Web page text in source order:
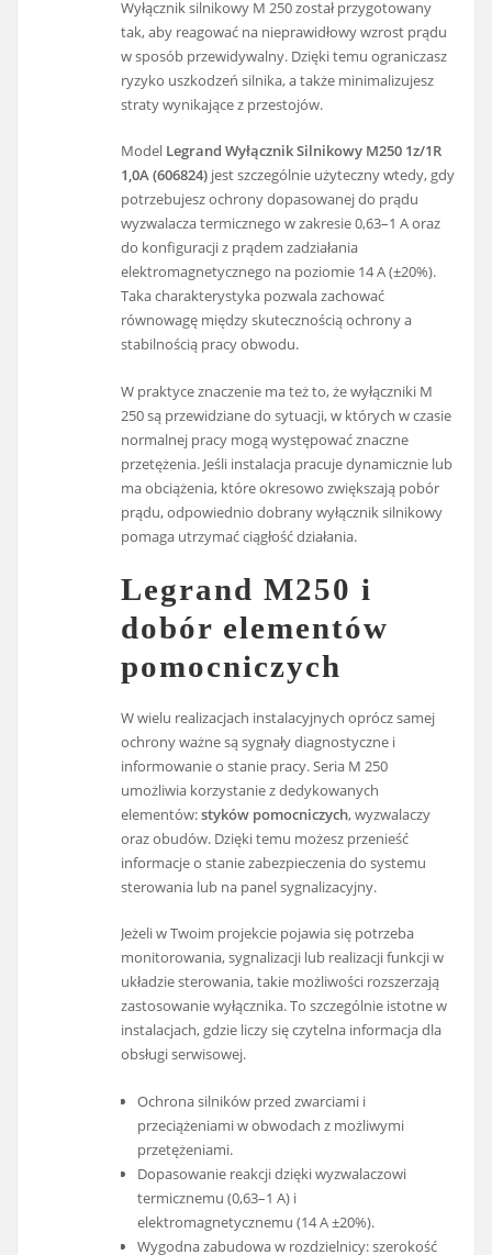
Wyłącznik silnikowy M 250 został przygotowany
tak, aby reagować na nieprawidłowy wzrost prądu
w sposób przewidywalny. Dzięki temu ograniczasz
ryzyko uszkodzeń silnika, a także minimalizujesz
straty wynikające z przestojów.
Model Legrand Wyłącznik Silnikowy M250 1z/1R
1,0A (606824) jest szczególnie użyteczny wtedy, gdy
potrzebujesz ochrony dopasowanej do prądu
wyzwalacza termicznego w zakresie 0,63–1 A oraz
do konfiguracji z prądem zadziałania
elektromagnetycznego na poziomie 14 A (±20%).
Taka charakterystyka pozwala zachować
równowagę między skutecznością ochrony a
stabilnością pracy obwodu.
W praktyce znaczenie ma też to, że wyłączniki M
250 są przewidziane do sytuacji, w których w czasie
normalnej pracy mogą występować znaczne
przetężenia. Jeśli instalacja pracuje dynamicznie lub
ma obciążenia, które okresowo zwiększają pobór
prądu, odpowiednio dobrany wyłącznik silnikowy
pomaga utrzymać ciągłość działania.
Legrand M250 i
dobór elementów
pomocniczych
W wielu realizacjach instalacyjnych oprócz samej
ochrony ważne są sygnały diagnostyczne i
informowanie o stanie pracy. Seria M 250
umożliwia korzystanie z dedykowanych
elementów:styków pomocniczych, wyzwalaczy
oraz obudów. Dzięki temu możesz przenieść
informacje o stanie zabezpieczenia do systemu
sterowania lub na panel sygnalizacyjny.
Jeżeli w Twoim projekcie pojawia się potrzeba
monitorowania, sygnalizacji lub realizacji funkcji w
układzie sterowania, takie możliwości rozszerzają
zastosowanie wyłącznika. To szczególnie istotne w
instalacjach, gdzie liczy się czytelna informacja dla
obsługi serwisowej.
Ochrona silników przed zwarciami i
przeciążeniami w obwodach z możliwymi
przetężeniami.
Dopasowanie reakcji dzięki wyzwalaczowi
termicznemu (0,63–1 A) i
elektromagnetycznemu (14 A ±20%).
Wygodna zabudowa w rozdzielnicy: szerokość